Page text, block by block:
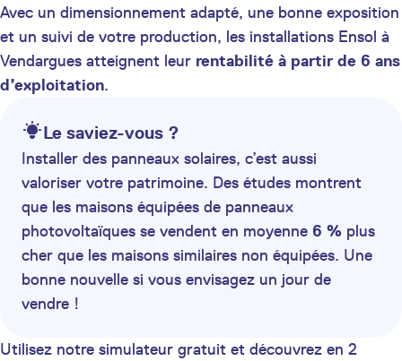
Avec un dimensionnement adapté, une bonne exposition
et un suivi de votre production, les installations Ensol à
Vendargues atteignent leur rentabilité à partir de 6 ans
d’exploitation.
Le saviez-vous ?
Installer des panneaux solaires, c’est aussi
valoriser votre patrimoine. Des études montrent
que les maisons équipées de panneaux
photovoltaïques se vendent en moyenne 6 % plus
cher que les maisons similaires non équipées. Une
bonne nouvelle si vous envisagez un jour de
vendre !
Utilisez notre simulateur gratuit et découvrez en 2